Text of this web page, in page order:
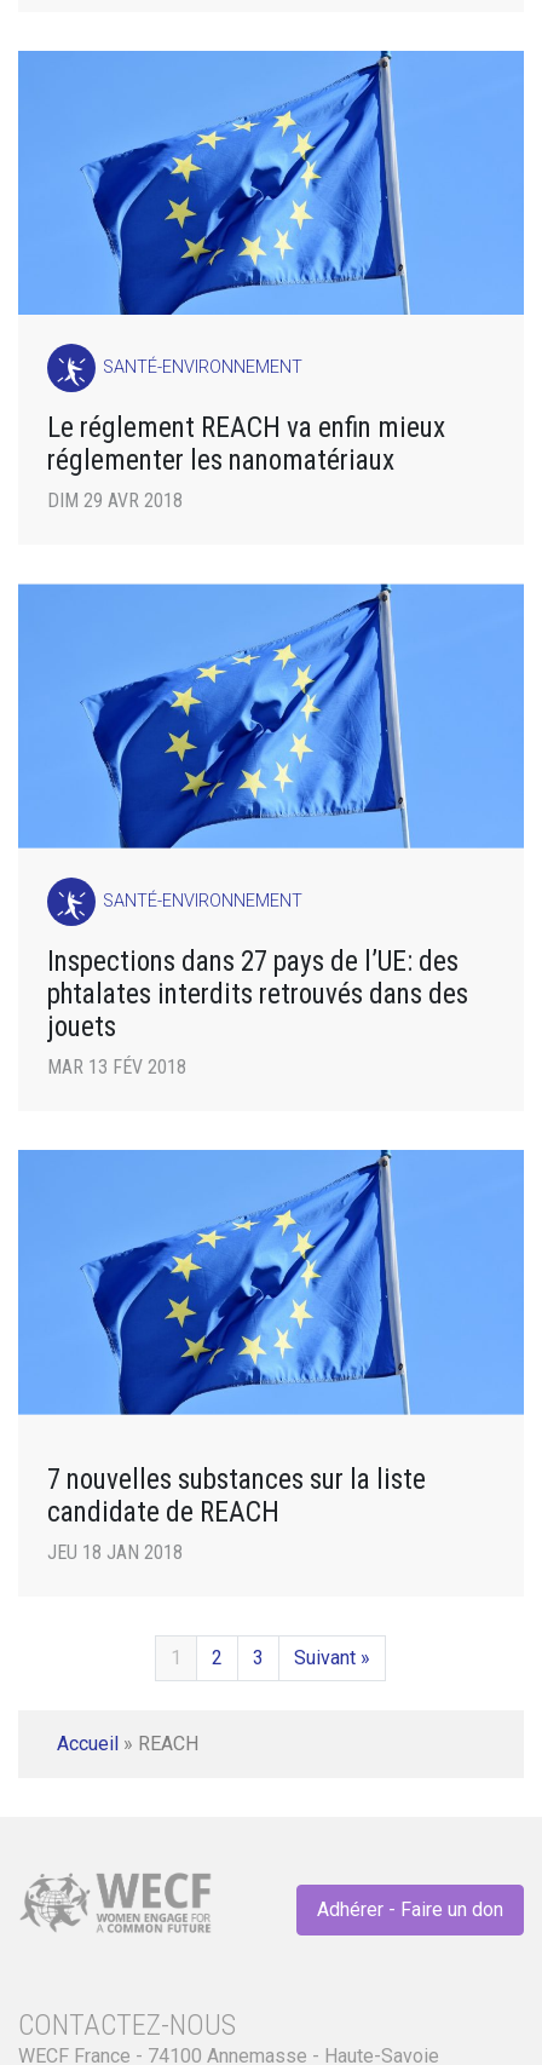
SANTÉ-ENVIRONNEMENT
Le réglement REACH va enfin mieux
réglementer les nanomatériaux
DIM 29 AVR 2018
SANTÉ-ENVIRONNEMENT
Inspections dans 27 pays de l’UE: des
phtalates interdits retrouvés dans des
jouets
MAR 13 FÉV 2018
7 nouvelles substances sur la liste
candidate de REACH
JEU 18 JAN 2018
1 2 3 Suivant »
Accueil » REACH
Adhérer - Faire un don
CONTACTEZ-NOUS
WECF France - 74100 Annemasse - Haute-Savoie